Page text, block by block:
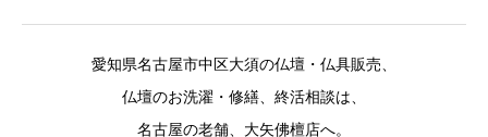
愛知県名古屋市中区大須の仏壇・仏具販売、
仏壇のお洗濯・修繕、終活相談は、
名古屋の老舗、大矢佛檀店へ。